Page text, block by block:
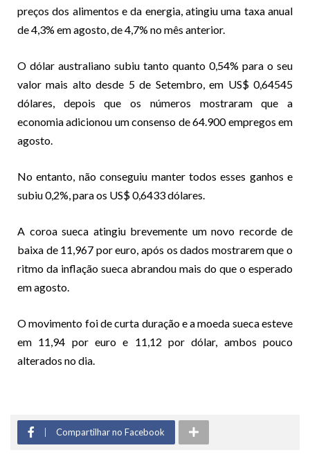
preços dos alimentos e da energia, atingiu uma taxa anual
de 4,3% em agosto, de 4,7% no mês anterior.
O dólar australiano subiu tanto quanto 0,54% para o seu
valor mais alto desde 5 de Setembro, em US$ 0,64545
dólares, depois que os números mostraram que a
economia adicionou um consenso de 64.900 empregos em
agosto.
No entanto, não conseguiu manter todos esses ganhos e
subiu 0,2%, para os US$ 0,6433 dólares.
A coroa sueca atingiu brevemente um novo recorde de
baixa de 11,967 por euro, após os dados mostrarem que o
ritmo da inflação sueca abrandou mais do que o esperado
em agosto.
O movimento foi de curta duração e a moeda sueca esteve
em 11,94 por euro e 11,12 por dólar, ambos pouco
alterados no dia.
Compartilhar no Facebook